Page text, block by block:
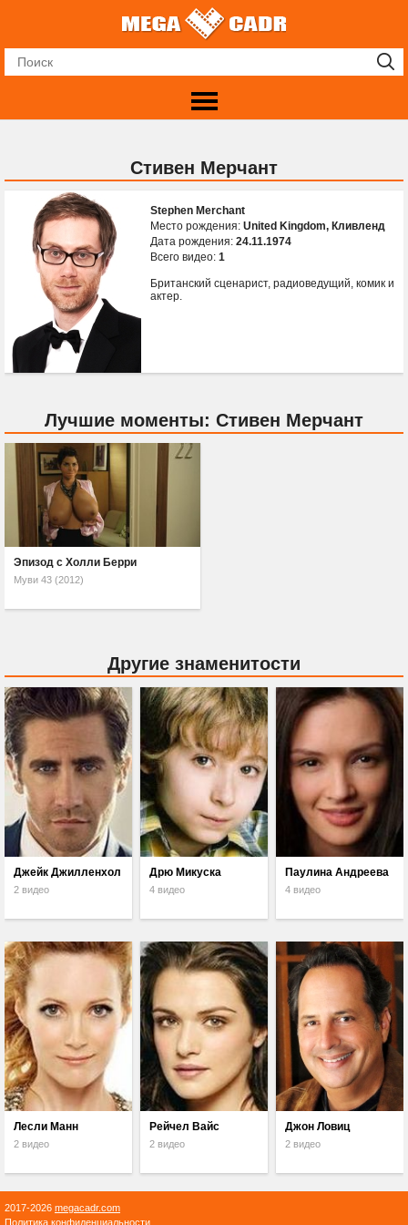
Стивен Мерчант
Stephen Merchant
Место рождения: United Kingdom, Кливленд
Дата рождения: 24.11.1974
Всего видео: 1
Британский сценарист, радиоведущий, комик и
актер.
Лучшие моменты: Стивен Мерчант
Эпизод с Холли Берри
Муви 43 (2012)
Другие знаменитости
Джейк Джилленхол
2 видео
Дрю Микуска
4 видео
Паулина Андреева
4 видео
Лесли Манн
2 видео
Рейчел Вайс
2 видео
Джон Ловиц
2 видео
2017-2026 megacadr.com
Политика конфиденциальности